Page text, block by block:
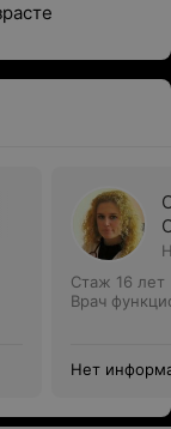
Стаж 16 лет
Врач
Нет